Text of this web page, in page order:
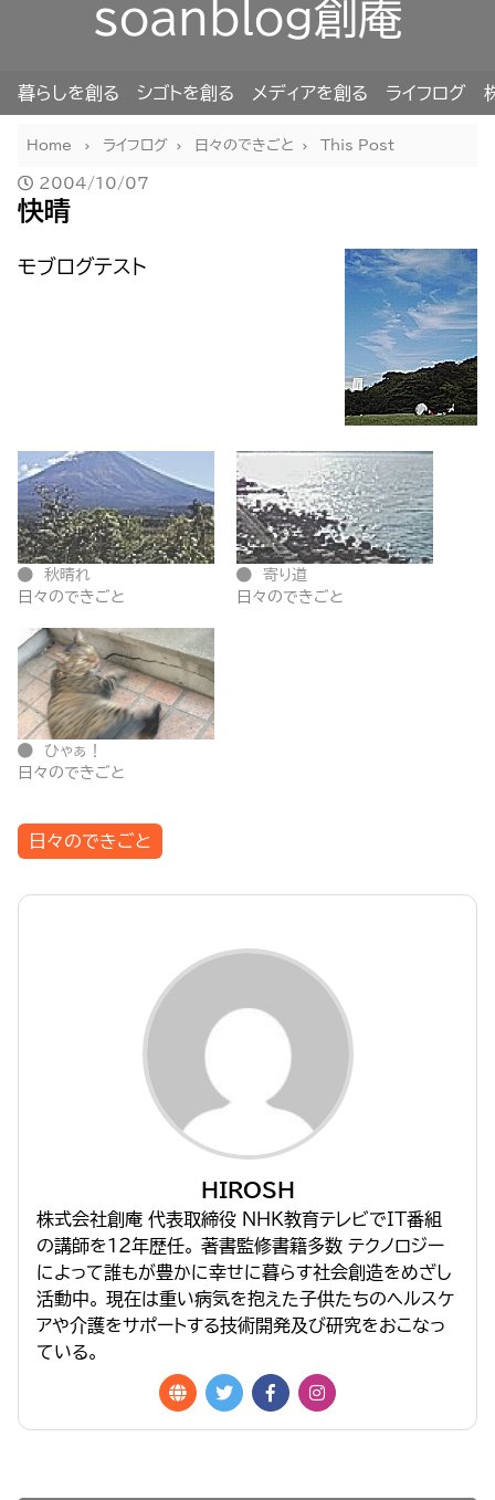
soanblog創庵
暮らしを創る シゴトを創る メディアを創る ライフログ
Home ライフログ 日々のできごと This Post
2004/10/07
快晴
モブログテスト
秋晴れ
日々のできごと
寄り道
日々のできごと
ひゃぁ！
日々のできごと
日々のできごと
HIROSH
株式会社創庵 代表取締役 NHK教育テレビでIT番組
の講師を１２年歴任。 著書監修書籍多数 テクノロジー
によって誰もが豊かに幸せに暮らす社会創造をめざし
活動中。 現在は重い病気を抱えた子供たちのヘルスケ
アや介護をサポートする技術開発及び研究をおこなっ
ている。